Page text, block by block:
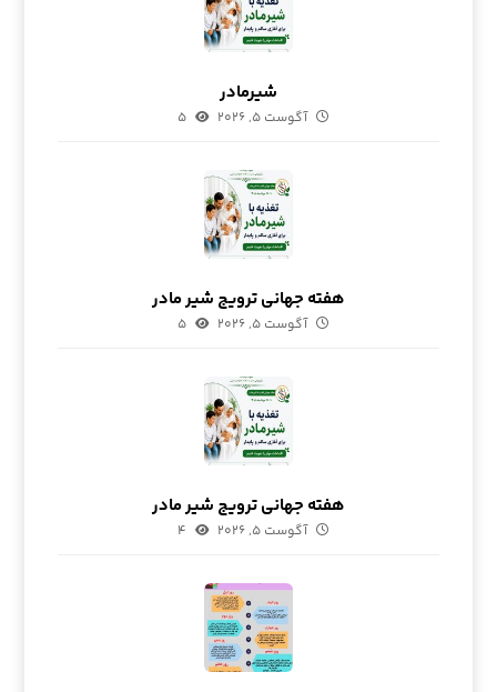
شیرمادر
آگوست ۵, ۲۰۲۶ ۵
هفته جهانی ترویج شیر مادر
آگوست ۵, ۲۰۲۶ ۵
هفته جهانی ترویج شیر مادر
آگوست ۵, ۲۰۲۶ ۴